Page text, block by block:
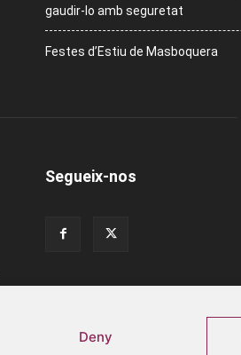
Deny
gaudir-lo amb seguretat
Festes d’Estiu de Masboquera
Segueix-nos